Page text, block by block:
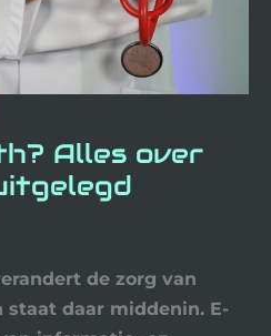
Alles over
de zorg van
daar middenin. E-